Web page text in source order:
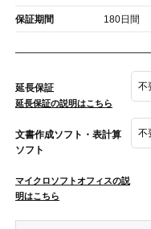
保証期間 180日間
延長保証
延長保証の説明はこちら
文書作成ソフト・表計算
ソフト
マイクロソフトオフィスの説
明はこちら